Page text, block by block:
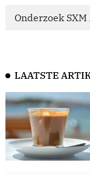
Onderzoek
LAATSTE